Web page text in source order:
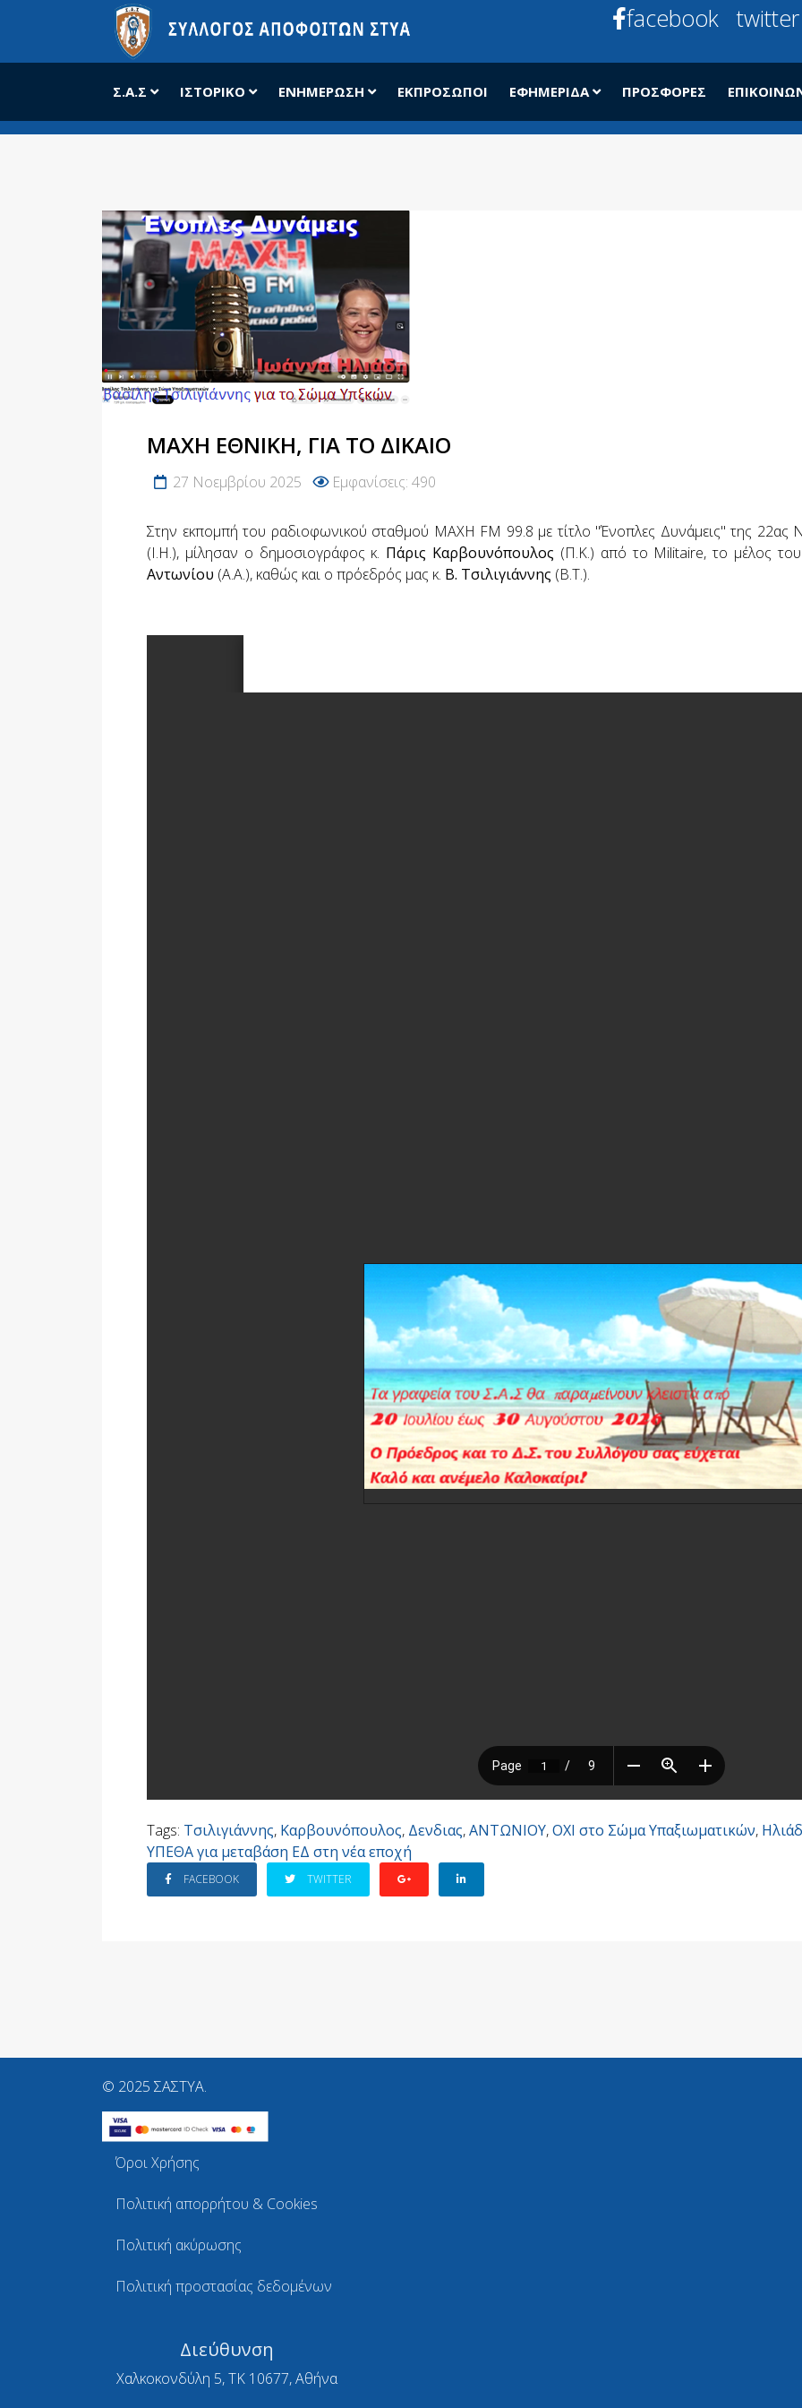
facebook twitter
Σ.Α.Σ ΙΣΤΟΡΙΚΌ ΕΝΗΜΈΡΩΣΗ ΕΚΠΡΌΣΩΠΟΙ ΕΦΗΜΕΡΊΔΑ ΠΡΟΣΦΟΡΈΣ
ΜΑΧΗ ΕΘΝΙΚΗ, ΓΙΑ ΤΟ ΔΙΚΑΙΟ
27 Νοεμβρίου 2025 Εμφανίσεις: 490
Στην εκπομπή του ραδιοφωνικού σταθμού MAXH FM 99.8 με τίτλο "Ένοπλες Δυνάμεις" της
(Ι.Η.), μίλησαν ο δημοσιογράφος κ. Πάρις Καρβουνόπουλος (Π.Κ.) από το Militaire, το μέλος
Αντωνίου (Α.Α.), καθώς και ο πρόεδρός μας κ. Β. Τσιλιγιάννης (Β.Τ.).
Tags: Τσιλιγιάννης, Καρβουνόπουλος, Δενδιας,ΑΝΤΩΝΙΟΥ,ΟΧΙ στο Σώμα Υπαξιωματικών,
ΥΠΕΘΑ για μεταβάση ΕΔ στη νέα εποχή
FACEBOOK TWITTER
© 2025 ΣΑΣΤΥΑ.
Όροι Χρήσης
Πολιτική απορρήτου & Cookies
Πολιτική ακύρωσης
Πολιτική προστασίας δεδομένων
Διεύθυνση
Χαλκοκονδύλη 5, ΤΚ 10677, Αθήνα